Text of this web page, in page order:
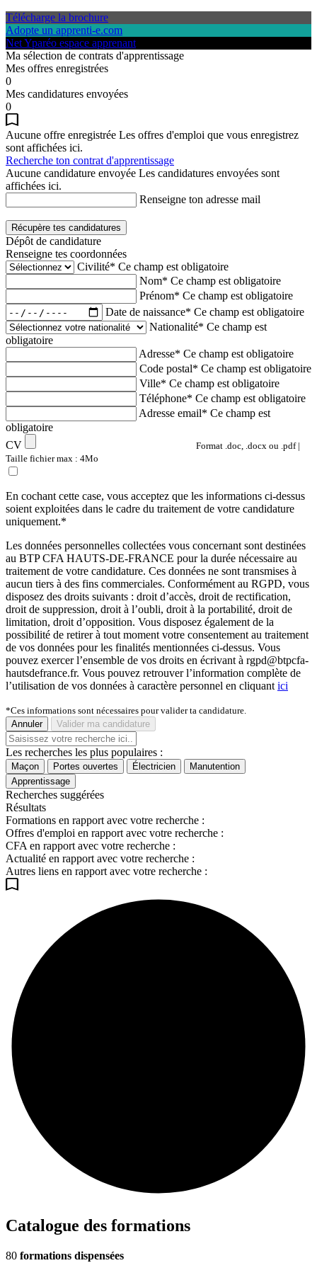
Télécharge la brochure
Adopte un apprenti-e.com
Net Yparéo espace apprenant
Ma sélection de contrats d'apprentissage
Mes offres enregistrées
0
Mes candidatures envoyées
0
Aucune offre enregistrée Les offres d'emploi que vous enregistrez
sont affichées ici.
Recherche ton contrat d'apprentissage
Aucune candidature envoyée Les candidatures envoyées sont
affichées ici.
Renseigne ton adresse mail
Récupère tes candidatures
Dépôt de candidature
Renseigne tes coordonnées
Civilité* Ce champ est obligatoire
Nom* Ce champ est obligatoire
Prénom* Ce champ est obligatoire
Date de naissance* Ce champ est obligatoire
Nationalité* Ce champ est
obligatoire
Adresse* Ce champ est obligatoire
Code postal* Ce champ est obligatoire
Ville* Ce champ est obligatoire
Téléphone* Ce champ est obligatoire
Adresse email* Ce champ est
obligatoire
CV
Format .doc, .docx ou .pdf |
Taille fichier max : 4Mo
En cochant cette case, vous acceptez que les informations ci-dessus
soient exploitées dans le cadre du traitement de votre candidature
uniquement.*
Les données personnelles collectées vous concernant sont destinées
au BTP CFA HAUTS-DE-FRANCE pour la durée nécessaire au
traitement de votre candidature. Ces données ne sont transmises à
aucun tiers à des fins commerciales. Conformément au RGPD, vous
disposez des droits suivants : droit d’accès, droit de rectification,
droit de suppression, droit à l’oubli, droit à la portabilité, droit de
limitation, droit d’opposition. Vous disposez également de la
possibilité de retirer à tout moment votre consentement au traitement
de vos données pour les finalités mentionnées ci-dessus. Vous
pouvez exercer l’ensemble de vos droits en écrivant à rgpd@btpcfa-
hautsdefrance.fr. Vous pouvez retrouver l’information complète de
l’utilisation de vos données à caractère personnel en cliquant ici
*Ces informations sont nécessaires pour valider ta candidature.
Annuler
Valider ma candidature
Les recherches les plus populaires :
Maçon Portes ouvertes Électricien
Manutention
Apprentissage
Recherches suggérées
Résultats
Formations en rapport avec votre recherche :
Offres d'emploi en rapport avec votre recherche :
CFA en rapport avec votre recherche :
Actualité en rapport avec votre recherche :
Autres liens en rapport avec votre recherche :
Catalogue des formations
80 formations dispensées